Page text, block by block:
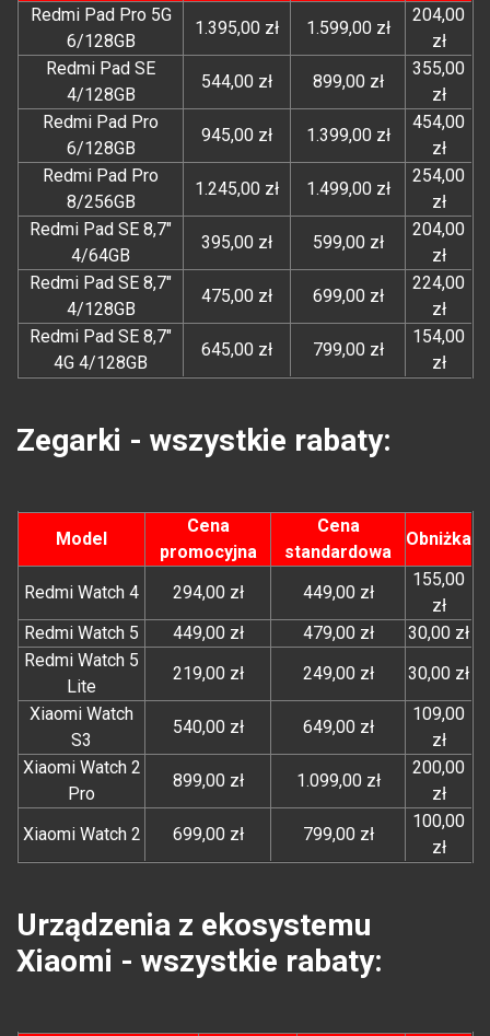
Redmi Pad Pro 5G
6/128GB
1.395,00 zł 1.599,00 zł
204,00
zł
Redmi Pad SE
4/128GB
544,00 zł 899,00 zł
355,00
zł
Redmi Pad Pro
6/128GB
945,00 zł 1.399,00 zł
454,00
zł
Redmi Pad Pro
8/256GB
1.245,00 zł 1.499,00 zł
254,00
zł
Redmi Pad SE 8,7"
4/64GB
395,00 zł 599,00 zł
204,00
zł
Redmi Pad SE 8,7"
4/128GB
475,00 zł 699,00 zł
224,00
zł
Redmi Pad SE 8,7"
4G 4/128GB
645,00 zł 799,00 zł
154,00
zł
Zegarki - wszystkie rabaty:
Model
Cena
promocyjna
Cena
standardowa
Obniżka
Redmi Watch 4 294,00 zł 449,00 zł
155,00
zł
Redmi Watch 5
449,00 zł 479,00 zł
30,00 zł
Redmi Watch 5
Lite
219,00 zł 249,00 zł
30,00 zł
Xiaomi Watch
S3
540,00 zł 649,00 zł
109,00
zł
Xiaomi Watch 2
Pro
899,00 zł 1.099,00 zł
200,00
zł
Xiaomi Watch 2
699,00 zł 799,00 zł
100,00
zł
Urządzenia z ekosystemu
Xiaomi - wszystkie rabaty: